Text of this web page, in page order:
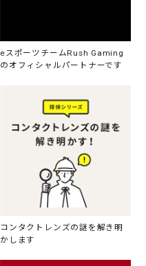
eスポーツチームRush Gaming
のオフィシャルパートナーです
コンタクトレンズの謎を解き明
かします